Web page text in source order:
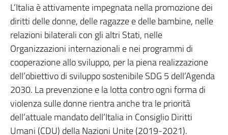
L’Italia è attivamente impegnata nella promozione dei
diritti delle donne, delle ragazze e delle bambine, nelle
relazioni bilaterali con gli altri Stati, nelle
Organizzazioni internazionali e nei programmi di
cooperazione allo sviluppo, per la piena realizzazione
dell’obiettivo di sviluppo sostenibile SDG 5 dell’Agenda
2030. La prevenzione e la lotta contro ogni forma di
violenza sulle donne rientra anche tra le priorità
dell’attuale mandato dell’Italia in Consiglio Diritti
Umani (CDU) della Nazioni Unite (2019-2021).